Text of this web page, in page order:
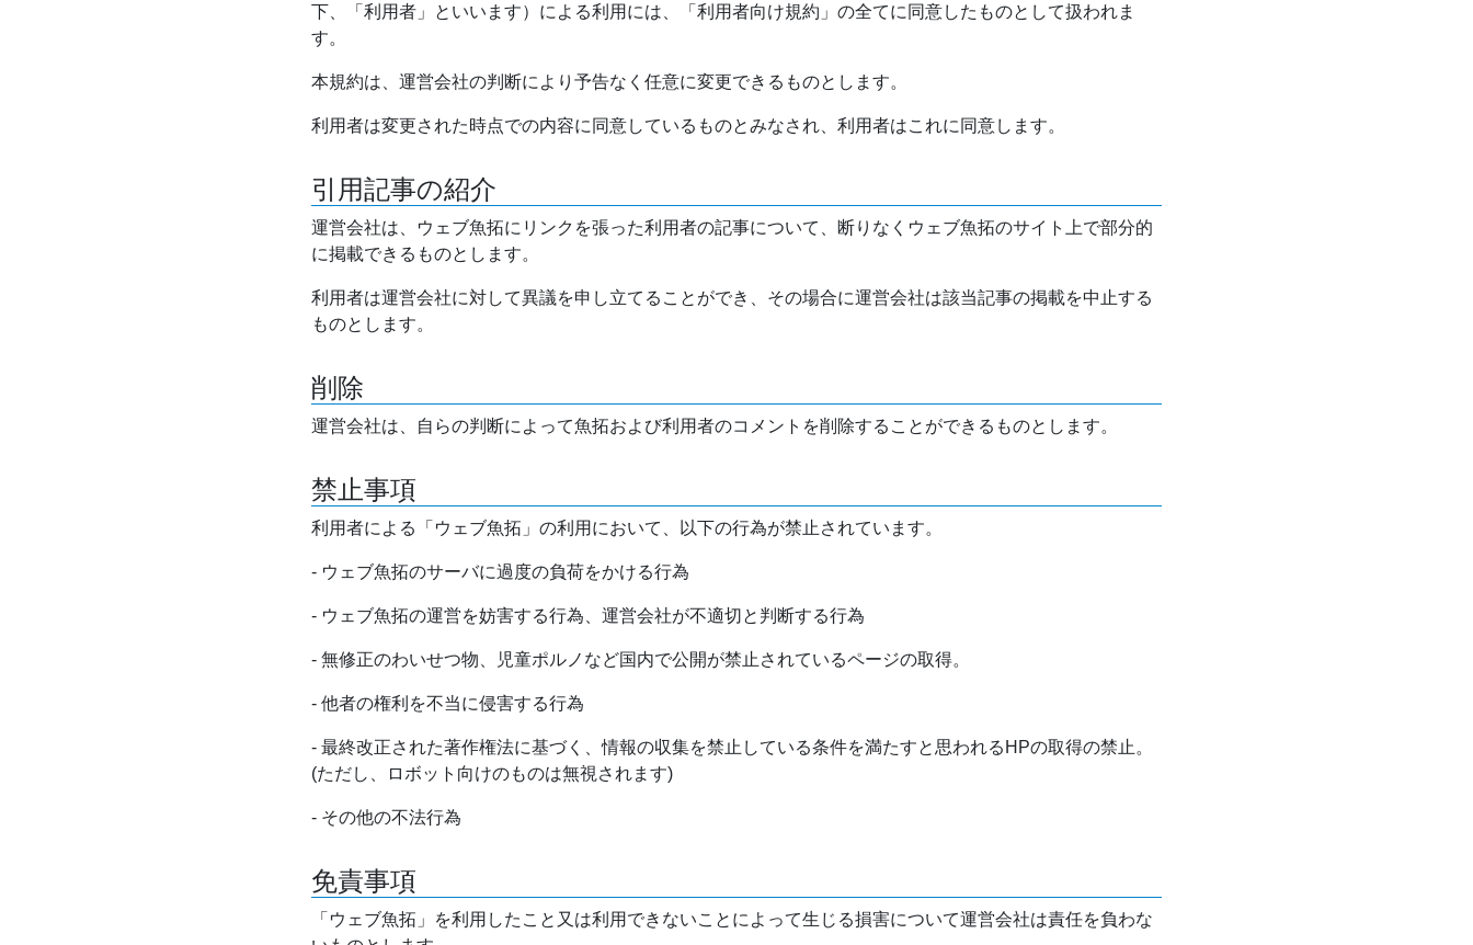
下、「利用者」といいます）による利用には、「利用者向け規約」の全てに同意したものとして扱われま
す。
本規約は、運営会社の判断により予告なく任意に変更できるものとします。
利用者は変更された時点での内容に同意しているものとみなされ、利用者はこれに同意します。
引用記事の紹介
運営会社は、ウェブ魚拓にリンクを張った利用者の記事について、断りなくウェブ魚拓のサイト上で部分的
に掲載できるものとします。
利用者は運営会社に対して異議を申し立てることができ、その場合に運営会社は該当記事の掲載を中止する
ものとします。
削除
運営会社は、自らの判断によって魚拓および利用者のコメントを削除することができるものとします。
禁止事項
利用者による「ウェブ魚拓」の利用において、以下の行為が禁止されています。
- ウェブ魚拓のサーバに過度の負荷をかける行為
- ウェブ魚拓の運営を妨害する行為、運営会社が不適切と判断する行為
- 無修正のわいせつ物、児童ポルノなど国内で公開が禁止されているページの取得。
- 他者の権利を不当に侵害する行為
- 最終改正された著作権法に基づく、情報の収集を禁止している条件を満たすと思われるHPの取得の禁止。
(ただし、ロボット向けのものは無視されます)
- その他の不法行為
免責事項
「ウェブ魚拓」を利用したこと又は利用できないことによって生じる損害について運営会社は責任を負わな